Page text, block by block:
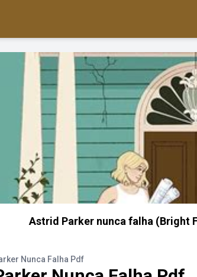
Astrid Parker nunca falha (Bright
Nunca Falha Pdf